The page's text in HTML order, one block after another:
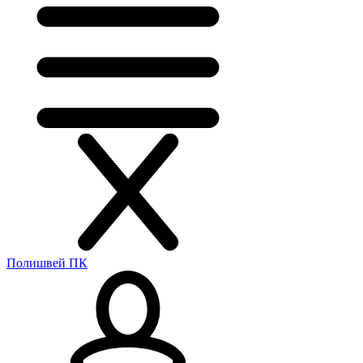
Полишвей ПК